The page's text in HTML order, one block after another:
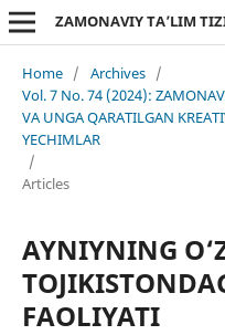
Home / Archives /
Vol. 7 No. 74 (2024):
VA UNGA QARATILGAN
YECHIMLAR
/
Articles
AYNIYNING
FAOLIYATI